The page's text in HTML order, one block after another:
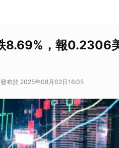
8.69%，報0.2306
布於 2025年08月02日16:05